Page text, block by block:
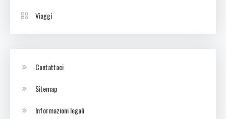
Viaggi
Contattaci
Sitemap
Informazioni legali